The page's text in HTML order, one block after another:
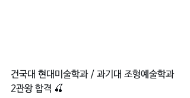
건국대 현대미술학과 / 과기대 조형예술학과
2관왕 합격 🍒